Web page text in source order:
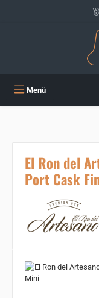
Menü
El Ron del
Port Cask
Bildergalerie